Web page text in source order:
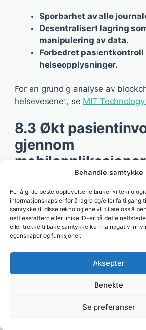
Behandle samtykke
For å gi de beste opplevelsene bruker vi
informasjonskapsler for å lagre og/eller få tilgang
samtykke til disse teknologiene vil tillate oss å
nettleseratferd eller unike ID-er på dette
eller trekke tilbake samtykke kan ha negativ
egenskaper og funksjoner.
Aksepter
Benekte
Se preferanser
Sporbarhet av alle
Desentralisert lagring
manipulering av data.
Forbedret pasientkontroll
helseopplysninger.
For en grundig analyse av
helsevesenet, se MIT
8.3 Økt
gjennom
mobilapplikasjoner
tilgjengelige via mobilapper, noe
pasientene muligheten til å:
Bestille time hos legen
Motta sanntidsvarsler
Overføre data fra